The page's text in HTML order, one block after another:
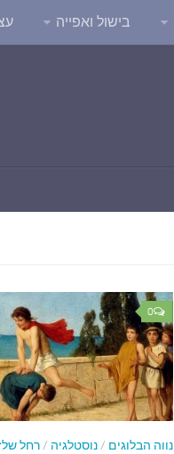
בישול ואפייה
0
נווה הבלוגים /נוסטלגיה /רחל